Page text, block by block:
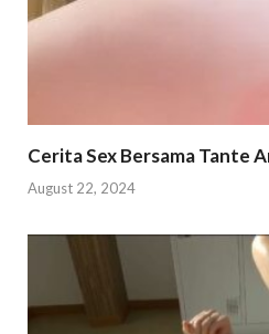
Cerita Sex Bersama Tante
August 22, 2024